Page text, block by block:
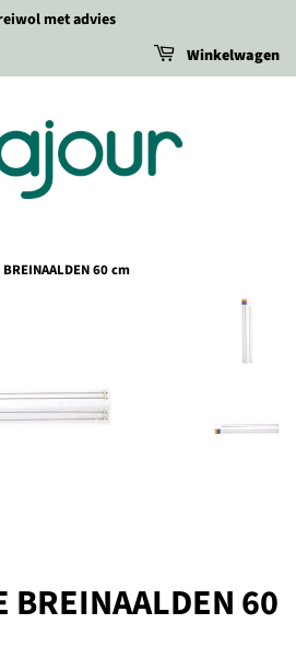
met advies
Winkelwagen
60 cm
BREINAALDEN 60